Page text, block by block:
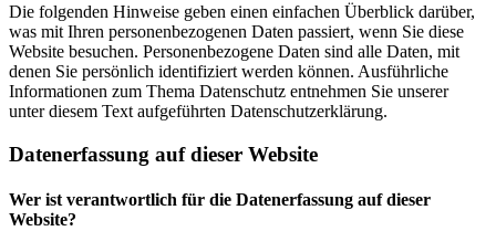
Die folgenden Hinweise geben einen einfachen Überblick darüber,
was mit Ihren personenbezogenen Daten passiert, wenn Sie diese
Website besuchen. Personenbezogene Daten sind alle Daten, mit
denen Sie persönlich identifiziert werden können. Ausführliche
Informationen zum Thema Datenschutz entnehmen Sie unserer
unter diesem Text aufgeführten Datenschutzerklärung.
Datenerfassung auf dieser Website
Wer ist verantwortlich für die Datenerfassung auf dieser
Website?